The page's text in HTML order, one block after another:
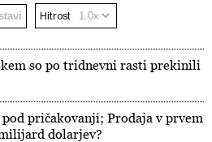
Hitrost
so po tridnevni rasti prekinili
pričakovanji; Prodaja v prvem
dolarjev?